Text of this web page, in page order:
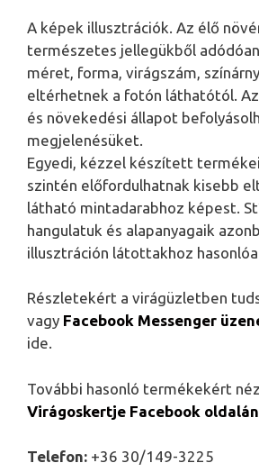
A képek illusztrációk. Az élő
természetes jellegükből
méret, forma, virágszám,
eltérhetnek a fotón láthatótól.
és növekedési állapot
megjelenésüket.
Egyedi, kézzel készített
szintén előfordulhatnak kisebb
látható mintadarabhoz képest.
hangulatuk és alapanyagaik
illusztráción látottakhoz
Részletekért a virágüzletben
vagy Facebook Messenger
ide.
További hasonló termékekért
Virágoskertje Facebook oldalán
Telefon: +36 30/149-3225